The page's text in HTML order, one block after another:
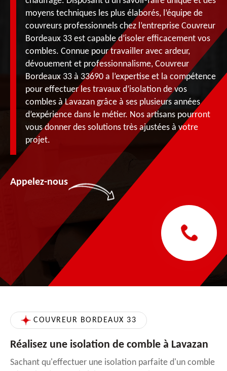
moyens techniques les plus élaborés, l’équipe de
couvreurs professionnels chez l’entreprise Couvreur
Bordeaux 33 est capable d’isoler efficacement vos
combles. Connue pour travailler avec ardeur,
dévouement et professionnalisme, Couvreur
Bordeaux 33 à 33690 a l’expertise et la compétence
pour effectuer les travaux d’isolation de vos
combles à Lavazan grâce à ses plusieurs années
d’expérience dans le métier. Nos artisans pourront
vous donner des solutions très ajustées à votre
projet.
Appelez-nous
COUVREUR BORDEAUX 33
Réalisez une isolation de comble à Lavazan
Sachant qu'effectuer une isolation parfaite d'un comble